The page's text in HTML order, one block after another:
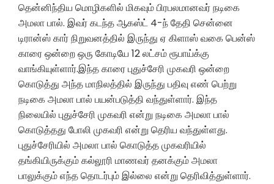
தென்னிந்திய மொழிகளில் மிகவும் பிரபலமானவர் நடிகை
அமலா பால். இவர் கடந்த ஆகஸ்ட் 4-ந் தேதி சென்னை
டிரான்ஸ் கார் நிறுவனத்தில் இருந்து ஏ கிளாஸ் வகை பென்ஸ்
காரை ஒன்றை ஒரு கோடியே 12 லட்சம் ரூபாய்க்கு
வாங்கியுள்ளார்.இந்த காரை புதுச்சேரி முகவரி ஒன்றை
கொடுத்து அந்த மாநிலத்தில் இருந்து பதிவு எண் பெற்று
நடிகை அமலா பால் பயன்படுத்தி வந்துள்ளார். இந்த
நிலையில் புதுச்சேரி முகவரி என்று நடிகை அமலா பால்
கொடுத்தது போலி முகவரி என்று தெரிய வந்துள்ளது.
புதுச்சேரியில் அமலா பால் கொடுத்த முகவரியில்
தங்கியிருக்கும் கல்லூரி மாணவர் தனக்கும் அமலா
பாலுக்கும் எந்த தொடர்பும் இல்லை என்று தெரிவித்துள்ளார்.